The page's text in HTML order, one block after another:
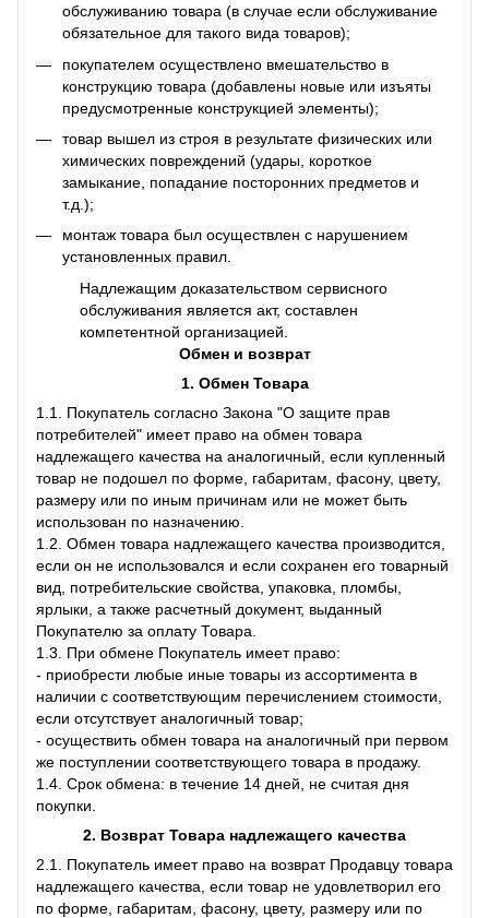
обслуживанию товара (в случае если обслуживание
обязательное для такого вида товаров);
покупателем осуществлено вмешательство в
конструкцию товара (добавлены новые или изъяты
предусмотренные конструкцией элементы);
товар вышел из строя в результате физических или
химических повреждений (удары, короткое
замыкание, попадание посторонних предметов и
т.д.);
монтаж товара был осуществлен с нарушением
установленных правил.
Надлежащим доказательством сервисного
обслуживания является акт, составлен
компетентной организацией.
Обмен и возврат
1. Обмен Товара
1.1. Покупатель согласно Закона "О защите прав
потребителей" имеет право на обмен товара
надлежащего качества на аналогичный, если купленный
товар не подошел по форме, габаритам, фасону, цвету,
размеру или по иным причинам или не может быть
использован по назначению.
1.2. Обмен товара надлежащего качества производится,
если он не использовался и если сохранен его товарный
вид, потребительские свойства, упаковка, пломбы,
ярлыки, а также расчетный документ, выданный
Покупателю за оплату Товара.
1.3. При обмене Покупатель имеет право:
- приобрести любые иные товары из ассортимента в
наличии с соответствующим перечислением стоимости,
если отсутствует аналогичный товар;
- осуществить обмен товара на аналогичный при первом
же поступлении соответствующего товара в продажу.
1.4. Срок обмена: в течение 14 дней, не считая дня
покупки.
2. Возврат Товара надлежащего качества
2.1. Покупатель имеет право на возврат Продавцу товара
надлежащего качества, если товар не удовлетворил его
по форме, габаритам, фасону, цвету, размеру или по